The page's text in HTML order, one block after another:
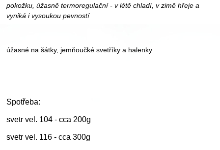
pokožku, úžasně termoregulační - v létě chladí, v zimě hřeje a
vyniká i vysoukou pevností
úžasné na šátky, jemňoučké svetříky a halenky
Spotřeba:
svetr vel. 104 - cca 200g
svetr vel. 116 - cca 300g